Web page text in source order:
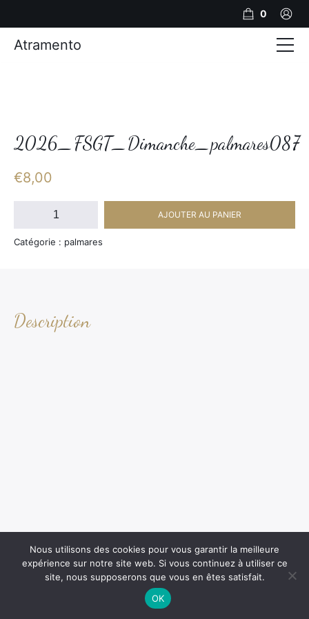
2026_FSGT_Dimanche_palmares087
€8,00
quantité
2026_FSGT_Dimanche_palmares087
AJOUTER AU PANIER
Catégorie : palmares
Description
0
Atramento
Photos
Nous utilisons des cookies pour vous garantir la meilleure
expérience sur notre site web. Si vous continuez à utiliser ce
site, nous supposerons que vous en êtes satisfait.
OK